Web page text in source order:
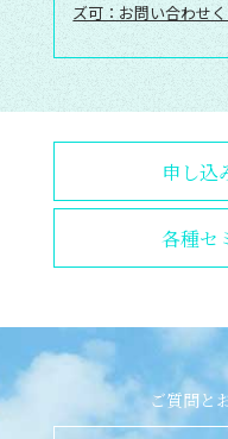
ズ可：お問い合わせ
申し込
各種セ
ご質問と